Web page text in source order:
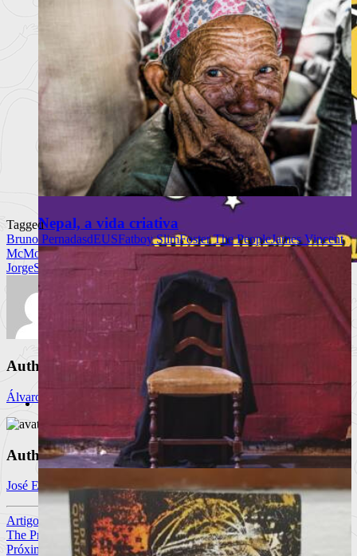
Nepal, a vida criativa
A vida, de robe e ao som de uma marcha
Lisboa volta a ser palco da magia com
175 espetáculos gratuitos
O Festival Internacional de Magia de Rua regressa de 18 a 23
de agosto c
Ler mais
Livros da Semana
Entrevistas & Especiais
Tagged
Bruno PernadasdEUSFatboy SlimFoster The PeopleJames Vincent
McMorrow
Marquis HawkesMonkSensible Soccers
JorgeSILVA Super Bock Super RockTaxiWars
Author
Álvaro Graça
Author
José Eduardo Real
Artigo anterior
The Pretenders + Rita Redshoes @ EDPCOOLJAZZ (19.07.2017)
Próximo Artigo